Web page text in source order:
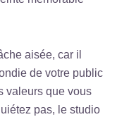
aisée, car il
de votre public
valeurs que vous
pas, le studio